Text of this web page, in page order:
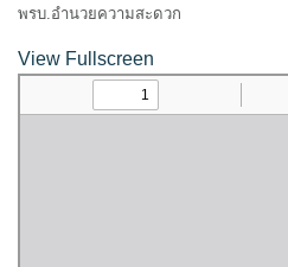
กองคลัง
กองช่าง
พรบ.อำนวยความสะดวก
View Fullscreen